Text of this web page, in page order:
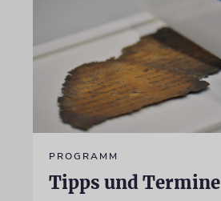
PROGRAMM
Tipps und Termine